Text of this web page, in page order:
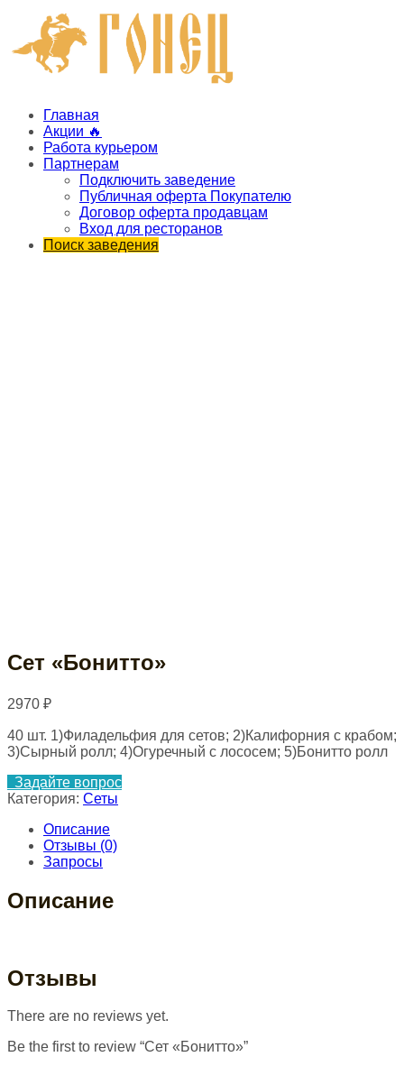
Главная
Акции 🔥
Работа курьером
Партнерам
Подключить заведение
Публичная оферта Покупателю
Договор оферта продавцам
Вход для ресторанов
Поиск заведения
Сет «Бонитто»
2970 ₽
40 шт. 1)Филадельфия для сетов; 2)Калифорния с крабом;
3)Сырный ролл; 4)Огуречный с лососем; 5)Бонитто ролл
Задайте вопрос
Категория: Сеты
Описание
Отзывы (0)
Запросы
Описание
Отзывы
There are no reviews yet.
Be the first to review “Сет «Бонитто»”